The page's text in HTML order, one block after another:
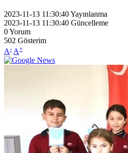
2023-11-13 11:30:40Yayınlanma
2023-11-13 11:30:40 Güncelleme
0Yorum
502 Gösterim
A- A+